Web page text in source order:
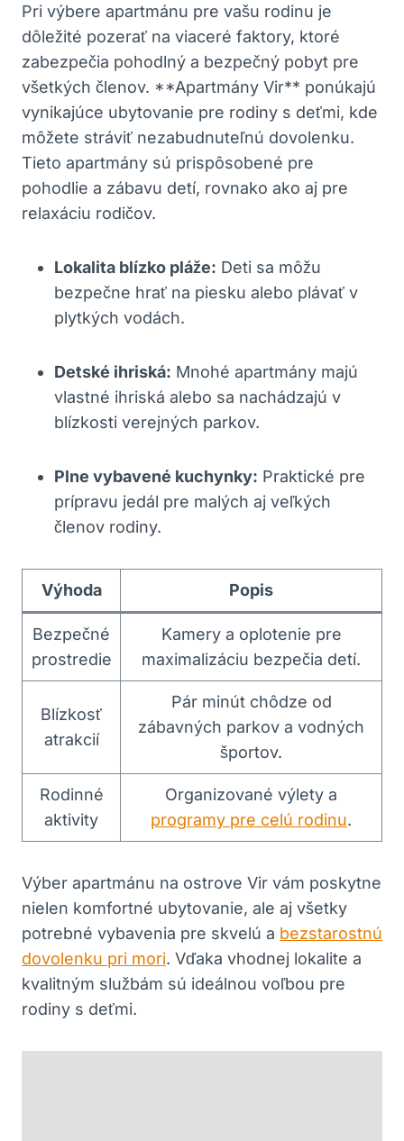
Pri výbere apartmánu pre vašu rodinu je
dôležité pozerať na viaceré faktory, ktoré
zabezpečia pohodlný a bezpečný pobyt pre
všetkých členov. **Apartmány Vir** ponúkajú
vynikajúce ubytovanie pre rodiny s deťmi, kde
môžete stráviť nezabudnuteľnú dovolenku.
Tieto apartmány sú prispôsobené pre
pohodlie a zábavu detí, rovnako ako aj pre
relaxáciu rodičov.
Lokalita blízko pláže: Deti sa môžu
bezpečne hrať na piesku alebo plávať v
plytkých vodách.
Detské ihriská: Mnohé apartmány majú
vlastné ihriská alebo sa nachádzajú v
blízkosti verejných parkov.
Plne vybavené kuchynky: Praktické pre
prípravu jedál pre malých aj veľkých
členov rodiny.
Výhoda Popis
Bezpečné
prostredie
Kamery a oplotenie pre
maximalizáciu bezpečia detí.
Blízkosť
atrakcií
Pár minút chôdze od
zábavných parkov a vodných
športov.
Rodinné
aktivity
Organizované výlety a
programy pre celú rodinu.
Výber apartmánu na ostrove Vir vám poskytne
nielen komfortné ubytovanie, ale aj všetky
potrebné vybavenia pre skvelú a bezstarostnú
dovolenku pri mori. Vďaka vhodnej lokalite a
kvalitným službám sú ideálnou voľbou pre
rodiny s deťmi.